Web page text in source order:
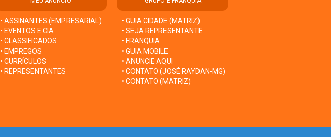
• ASSINANTES (EMPRESARIAL)
• EVENTOS E CIA
• CLASSIFICADOS
• EMPREGOS
• CURRÍCULOS
• REPRESENTANTES
• GUIA CIDADE (MATRIZ)
• SEJA REPRESENTANTE
• FRANQUIA
• GUIA MOBILE
• ANUNCIE AQUI
• CONTATO (JOSÉ RAYDAN-MG)
• CONTATO (MATRIZ)